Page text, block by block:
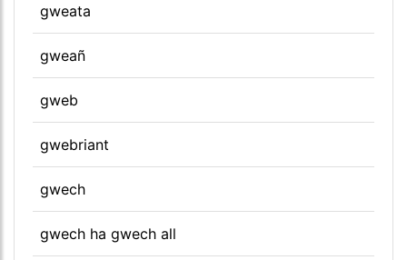
gweata
gweañ
gweb
gwebriant
gwech
gwech ha gwech all